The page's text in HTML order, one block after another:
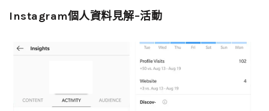
Instagram個人資料見解–活動